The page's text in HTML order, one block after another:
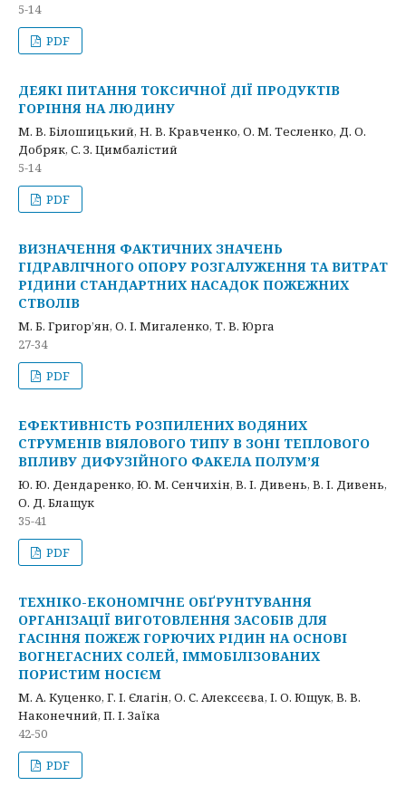
5-14
PDF
ДЕЯКІ ПИТАННЯ ТОКСИЧНОЇ ДІЇ ПРОДУКТІВ
ГОРІННЯ НА ЛЮДИНУ
М. В. Білошицький, Н. В. Кравченко, О. М. Тесленко, Д. О.
Добряк, С. З. Цимбалістий
5-14
PDF
ВИЗНАЧЕННЯ ФАКТИЧНИХ ЗНАЧЕНЬ
ГІДРАВЛІЧНОГО ОПОРУ РОЗГАЛУЖЕННЯ ТА ВИТРАТ
РІДИНИ СТАНДАРТНИХ НАСАДОК ПОЖЕЖНИХ
СТВОЛІВ
М. Б. Григор’ян, О. І. Мигаленко, Т. В. Юрга
27-34
PDF
ЕФЕКТИВНІСТЬ РОЗПИЛЕНИХ ВОДЯНИХ
СТРУМЕНІВ ВІЯЛОВОГО ТИПУ В ЗОНІ ТЕПЛОВОГО
ВПЛИВУ ДИФУЗІЙНОГО ФАКЕЛА ПОЛУМʼЯ
Ю. Ю. Дендаренко, Ю. М. Сенчихін, В. І. Дивень, В. І. Дивень,
О. Д. Блащук
35-41
PDF
ТЕХНІКО-ЕКОНОМІЧНЕ ОБҐРУНТУВАННЯ
ОРГАНІЗАЦІЇ ВИГОТОВЛЕННЯ ЗАСОБІВ ДЛЯ
ГАСІННЯ ПОЖЕЖ ГОРЮЧИХ РІДИН НА ОСНОВІ
ВОГНЕГАСНИХ СОЛЕЙ, ІММОБІЛІЗОВАНИХ
ПОРИСТИМ НОСІЄМ
М. А. Куценко, Г. І. Єлагін, О. С. Алексєєва, І. О. Ющук, В. В.
Наконечний, П. І. Заїка
42-50
PDF